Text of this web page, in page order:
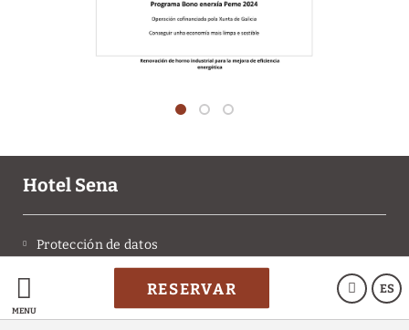
MENÚ
ES
RESERVAR
Hotel Sena
Protección de datos